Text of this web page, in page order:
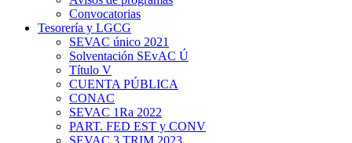
Convocatorias
Tesorería y LGCG
SEVAC único 2021
Solventación SEvAC Ú
Título V
CUENTA PÚBLICA
CONAC
SEVAC 1Ra 2022
PART. FED EST y CONV
SEVAC 3 TRIM 2023